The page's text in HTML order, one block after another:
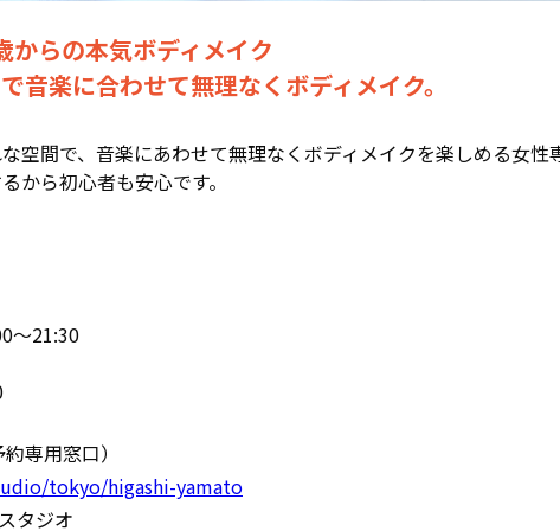
からの本気ボディメイク
音楽に合わせて無理なくボディメイク。
空間で、音楽にあわせて無理なくボディメイクを楽しめる女性
から初心者も安心です。
～21:30
専用窓口）
tokyo/higashi-yamato
タジオ